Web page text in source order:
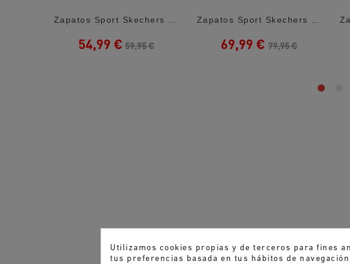
54,99 € 59,95 € 69,99 € 79,95 €
Utilizamos cookies propias y de terceros para fines
tus preferencias basada en tus hábitos de